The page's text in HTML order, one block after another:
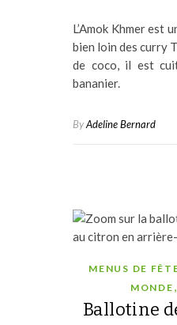
L’Amok Khmer est
bien loin des curry
de coco, il est
bananier.
ByAdeline Bernard
MENUS DE
MONDE ,
Ballotine